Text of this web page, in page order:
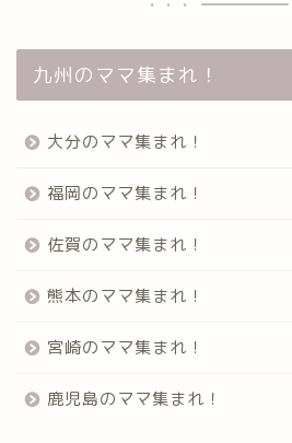
九州のママ集まれ！
大分のママ集まれ！
福岡のママ集まれ！
佐賀のママ集まれ！
熊本のママ集まれ！
宮崎のママ集まれ！
鹿児島のママ集まれ！